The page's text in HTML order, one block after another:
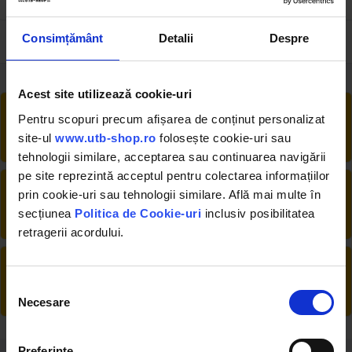
Consimțământ Detalii Despre
Acest site utilizează cookie-uri
Pentru scopuri precum afișarea de conținut personalizat
site-ul www.utb-shop.ro folosește cookie-uri sau
tehnologii similare, acceptarea sau continuarea navigării
pe site reprezintă acceptul pentru colectarea informațiilor
prin cookie-uri sau tehnologii similare. Află mai multe în
secțiunea Politica de Cookie-uri inclusiv posibilitatea
retragerii acordului.
consimțământului
Necesare
Ai posibilitate de retur în 30 zile, comandă
produsele de care ai nevoie fără griji
DESCHIDERE COLET
La livrare, verifici produsele împreună cu
șoferul înainte de a face plata
PRODUSE DIN STOC